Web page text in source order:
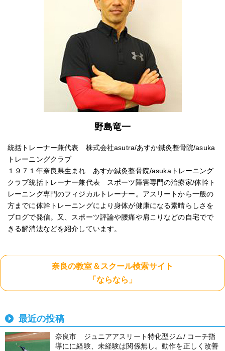
野島竜一
統括トレーナー兼代表 株式会社asutra/あすか鍼灸整骨院/asuka
トレーニングクラブ
１９７１年奈良県生まれ あすか鍼灸整骨院/asukaトレーニング
クラブ統括トレーナー兼代表 スポーツ障害専門の治療家/体幹ト
レーニング専門のフィジカルトレーナー。アスリートから一般の
方までに体幹トレーニングにより身体が健康になる素晴らしさを
ブログで発信。又、スポーツ評論や腰痛や肩こりなどの自宅でで
きる解消法などを紹介しています。
奈良の教室＆スクール検索サイト
「ならなら」
最近の投稿
奈良市 ジュニアアスリート特化型ジム/ コーチ指
導にに経験、未経験は関係無し。動作を正しく改善